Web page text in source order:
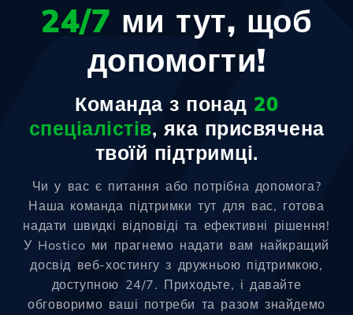
24/7 ми тут, щоб
допомогти!
Команда з понад 20
спеціалістів, яка присвячена
твоїй підтримці.
Чи у вас є питання або потрібна допомога?
Наша команда підтримки тут для вас, готова
надати швидкі відповіді та ефективні рішення!
У Hostico ми прагнемо надати вам найкращий
досвід веб-хостингу з дружньою підтримкою,
доступною 24/7. Приходьте, і давайте
обговоримо ваші потреби та разом знайдемо